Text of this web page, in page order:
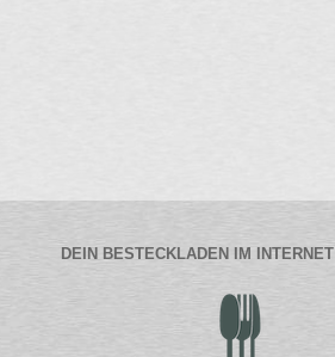
DEIN BESTECKLADEN IM INTERNET